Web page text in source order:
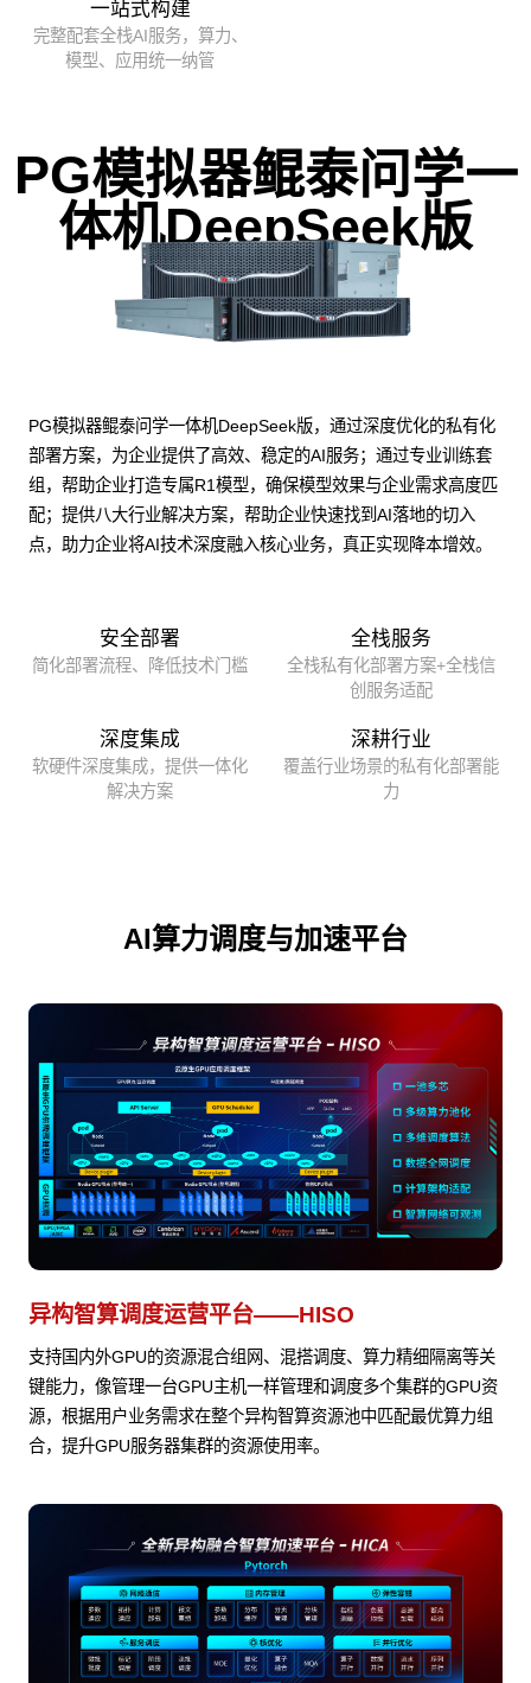
一站式构建
完整配套全栈AI服务，算力、
模型、应用统一纳管
PG模拟器鲲泰问学一
体机DeepSeek版
PG模拟器鲲泰问学一体机DeepSeek版，通过深度优化的私有化
部署方案，为企业提供了高效、稳定的AI服务；通过专业训练套
组，帮助企业打造专属R1模型，确保模型效果与企业需求高度匹
配；提供八大行业解决方案，帮助企业快速找到AI落地的切入
点，助力企业将AI技术深度融入核心业务，真正实现降本增效。
安全部署
简化部署流程、降低技术门槛
全栈服务
全栈私有化部署方案+全栈信
创服务适配
深度集成
软硬件深度集成，提供一体化
解决方案
深耕行业
覆盖行业场景的私有化部署能
力
AI算力调度与加速平台
异构智算调度运营平台——HISO
支持国内外GPU的资源混合组网、混搭调度、算力精细隔离等关
键能力，像管理一台GPU主机一样管理和调度多个集群的GPU资
源，根据用户业务需求在整个异构智算资源池中匹配最优算力组
合，提升GPU服务器集群的资源使用率。